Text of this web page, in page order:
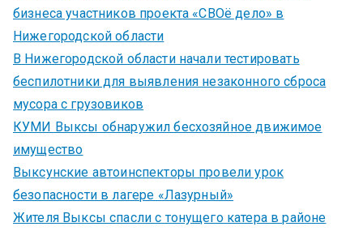
бизнеса участников проекта «СВОё дело» в
Нижегородской области
В Нижегородской области начали тестировать
беспилотники для выявления незаконного сброса
мусора с грузовиков
КУМИ Выксы обнаружил бесхозяйное движимое
имущество
Выксунские автоинспекторы провели урок
безопасности в лагере «Лазурный»
Жителя Выксы спасли с тонущего катера в районе